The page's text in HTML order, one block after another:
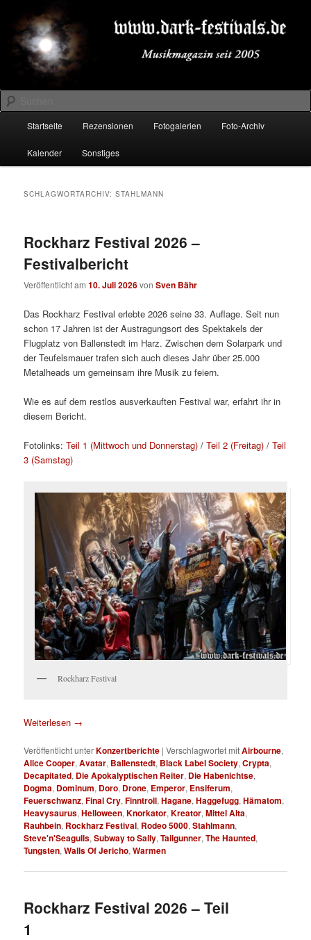
primären
Inhalt
springen
sekundären
Inhalt
springenDARK-FESTIVALS.DE
Suchen
Startseite Rezensionen Fotogalerien Foto-Archiv
Kalender Sonstiges
SCHLAGWORTARCHIV:STAHLMANN
Rockharz Festival 2026 –
Festivalbericht
Veröffentlicht am10. Juli 2026vonSven Bähr
Das Rockharz Festival erlebte 2026 seine 33. Auflage. Seit nun
schon 17 Jahren ist der Austragungsort des Spektakels der
Flugplatz von Ballenstedt im Harz. Zwischen dem Solarpark und
der Teufelsmauer trafen sich auch dieses Jahr über 25.000
Metalheads um gemeinsam ihre Musik zu feiern.
Wie es auf dem restlos ausverkauften Festival war, erfahrt ihr in
diesem Bericht.
Fotolinks:Teil 1 (Mittwoch und Donnerstag) /Teil 2 (Freitag) /Teil
3 (Samstag)
Rockharz Festival
Weiterlesen →
Veröffentlicht unterKonzertberichte |Verschlagwortet mitAirbourne,
Alice Cooper,Avatar, Ballenstedt, Black Label Society,Crypta,
Decapitated, Die Apokalyptischen Reiter, Die Habenichtse,
Dogma, Dominum, Doro, Drone, Emperor, Ensiferum,
Feuerschwanz,Final Cry,Finntroll,Hagane,Haggefugg,Hämatom,
Heavysaurus,Helloween,Knorkator,Kreator,Mittel Alta,
Rauhbein, Rockharz Festival, Rodeo 5000,Stahlmann,
Steve'n'Seagulls,Subway to Sally,Tailgunner,The Haunted,
Tungsten,Walls Of Jericho,Warmen
Rockharz Festival 2026 – Teil
1